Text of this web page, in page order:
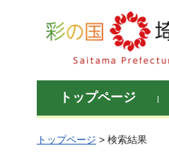
彩の国 埼玉県
トップページ
トップページ > 検索結果